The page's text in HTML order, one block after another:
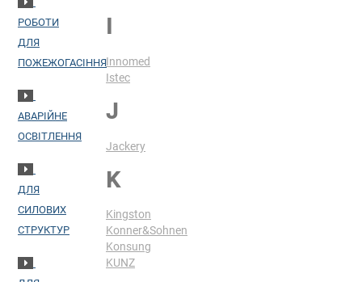
РОБОТИ
ДЛЯ
ПОЖЕЖОГАСІННЯ
АВАРІЙНЕ
ОСВІТЛЕННЯ
ДЛЯ
СИЛОВИХ
СТРУКТУР
Innomed
Istec
J
Jackery
K
Kingston
Konner&Sohnen
Konsung
KUNZ